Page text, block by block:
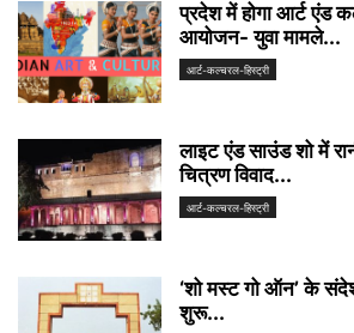
प्रदेश में होगा आर्ट एंड
आयोजन- युवा मामले...
आर्ट-कल्चरल-हिस्ट्री
लाइट एंड साउंड शो में
चित्रण विवाद...
आर्ट-कल्चरल-हिस्ट्री
‘शो मस्ट गो ऑन’ के
शुरू...